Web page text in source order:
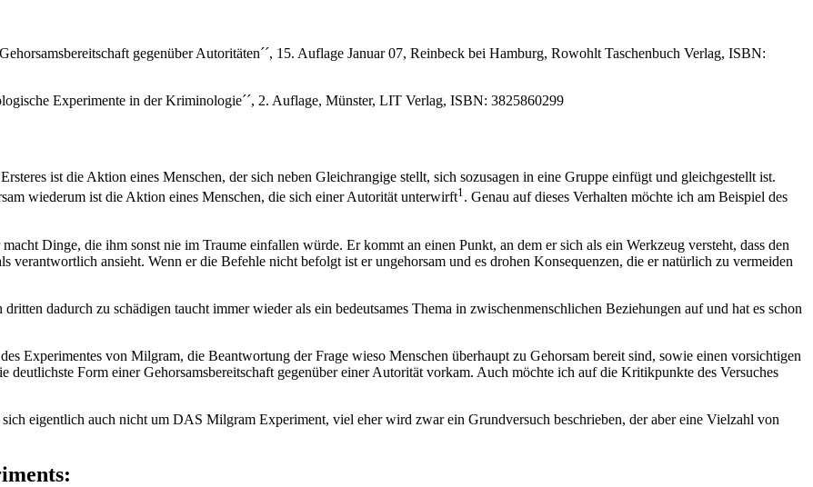
gegenüber Autoritäten´´, 15. Auflage Januar 07, Reinbeck bei Hamburg, Rowohlt Taschenbuch Verlag, ISBN:
Experimente in der Kriminologie´´, 2. Auflage, Münster, LIT Verlag, ISBN: 3825860299
ist die Aktion eines Menschen, der sich neben Gleichrangige stellt, sich sozusagen in eine Gruppe einfügt und gleichgestellt ist.
wiederum ist die Aktion eines Menschen, die sich einer Autorität unterwirft1. Genau auf dieses Verhalten möchte ich am Beispiel des
Dinge, die ihm sonst nie im Traume einfallen würde. Er kommt an einen Punkt, an dem er sich als ein Werkzeug versteht, dass den
verantwortlich ansieht. Wenn er die Befehle nicht befolgt ist er ungehorsam und es drohen Konsequenzen, die er natürlich zu vermeiden
dadurch zu schädigen taucht immer wieder als ein bedeutsames Thema in zwischenmenschlichen Beziehungen auf und hat es schon
Experimentes von Milgram, die Beantwortung der Frage wieso Menschen überhaupt zu Gehorsam bereit sind, sowie einen vorsichtigen
Form einer Gehorsamsbereitschaft gegenüber einer Autorität vorkam. Auch möchte ich auf die Kritikpunkte des Versuches
eigentlich auch nicht um DAS Milgram Experiment, viel eher wird zwar ein Grundversuch beschrieben, der aber eine Vielzahl von